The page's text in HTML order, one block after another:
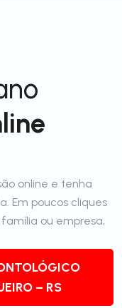
online e tenha
Em poucos cliques
ou empresa,
– RS